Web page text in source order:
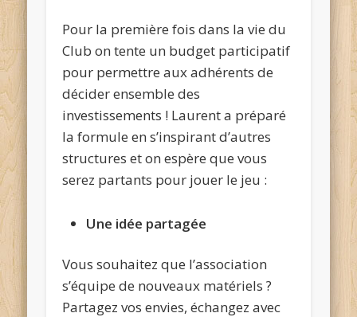
Pour la première fois dans la vie du
Club on tente un budget participatif
pour permettre aux adhérents de
décider ensemble des
investissements ! Laurent a préparé
la formule en s’inspirant d’autres
structures et on espère que vous
serez partants pour jouer le jeu :
Une idée partagée
Vous souhaitez que l’association
s’équipe de nouveaux matériels ?
Partagez vos envies, échangez avec